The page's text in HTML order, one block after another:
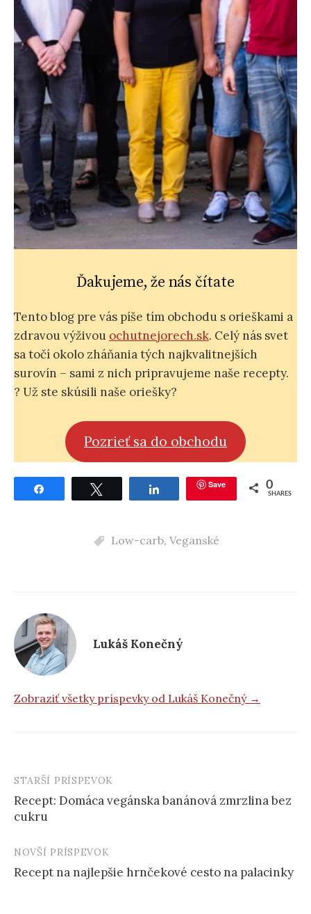
Ďakujeme, že nás čítate
Tento blog pre vás píše tím obchodu s orieškami a
zdravou výživou ochutnejorech.sk. Celý nás svet
sa točí okolo zháňania tých najkvalitnejších
surovín – sami z nich pripravujeme naše recepty.
? Už ste skúsili naše oriešky?
Pozrieť sa do obchodu
Save 0
SHARES
Low-carb, Veganské
Lukáš Konečný
Zobraziť všetky príspevky od Lukáš Konečný →
Post
navigation
STARŠÍ PRÍSPEVOK
Recept: Domáca vegánska banánová zmrzlina bez
cukru
NOVŠÍ PRÍSPEVOK
Recept na najlepšie hrnčekové cesto na palacinky